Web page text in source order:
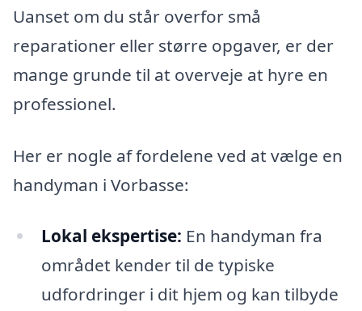
Uanset om du står overfor små
reparationer eller større opgaver, er der
mange grunde til at overveje at hyre en
professionel.
Her er nogle af fordelene ved at vælge en
handyman i Vorbasse:
Lokal ekspertise: En handyman fra
området kender til de typiske
udfordringer i dit hjem og kan tilbyde